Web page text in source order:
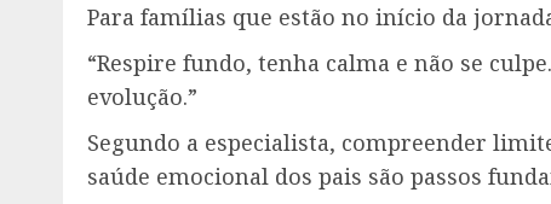
Para famílias que estão no início da
“Respire fundo, tenha calma e não se
evolução.”
Segundo a especialista, compreender
saúde emocional dos pais são passos